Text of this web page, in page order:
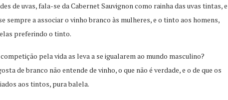
de uvas, fala-se da Cabernet Sauvignon como rainha das uvas tintas, e
sempre a associar o vinho branco às mulheres, e o tinto aos homens,
preferindo o tinto.
pela vida as leva a se igualarem ao mundo masculino?
de branco não entende de vinho, o que não é verdade, e o de que os
aos tintos, pura balela.